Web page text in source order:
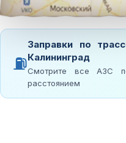
⛽
Заправки по
Калининград
Смотрите все АЗС
расстоянием